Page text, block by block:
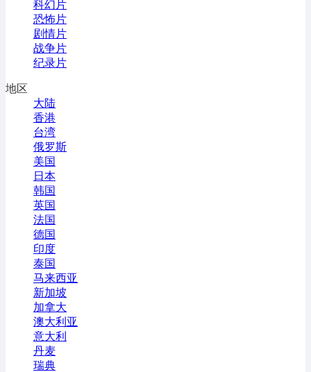
科幻片
恐怖片
剧情片
战争片
纪录片
地区
大陆
香港
台湾
俄罗斯
美国
日本
韩国
英国
法国
德国
印度
泰国
马来西亚
新加坡
加拿大
澳大利亚
意大利
丹麦
瑞典